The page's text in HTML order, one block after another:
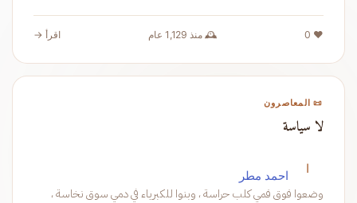
❤️ 0 🕰️ منذ 1,129 عام اقرأ →
📜 المعاصرون
لا سياسة
ا احمد مطر
وضعوا فوق فمي كلب حراسة ، وبنوا للكبرياء في دمي سوق نخاسة ،